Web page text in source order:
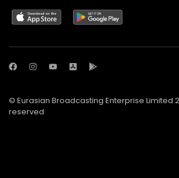
© Eurasian Broadcasting Enterprise Limited
reserved